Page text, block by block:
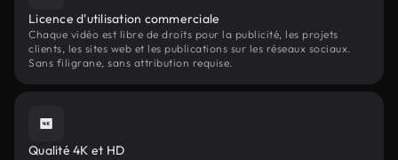
Licence d'utilisation commerciale
Chaque vidéo est libre de droits pour la publicité, les projets
clients, les sites web et les publications sur les réseaux sociaux.
Sans filigrane, sans attribution requise.
Qualité 4K et HD